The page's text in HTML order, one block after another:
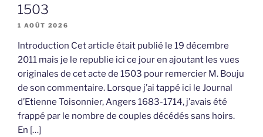
1503
1 AOÛT 2026
Introduction Cet article était publié le 19 décembre
2011 mais je le republie ici ce jour en ajoutant les vues
originales de cet acte de 1503 pour remercier M. Bouju
de son commentaire. Lorsque j’ai tappé ici le Journal
d’Etienne Toisonnier, Angers 1683-1714, j’avais été
frappé par le nombre de couples décédés sans hoirs.
En […]